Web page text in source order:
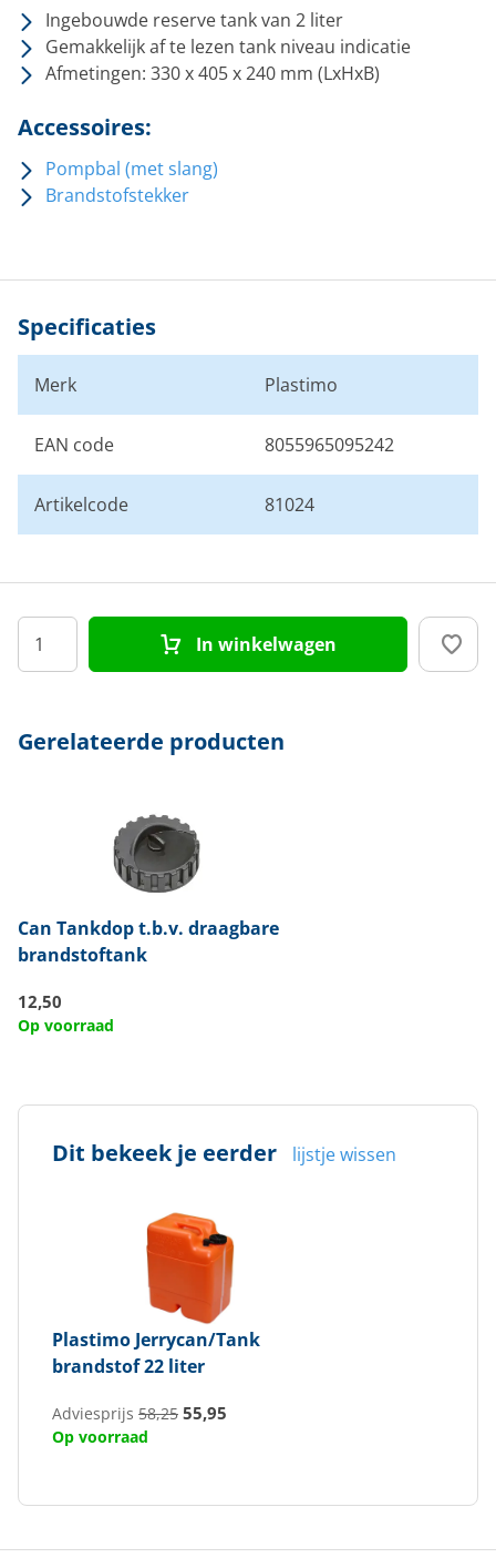
Ingebouwde reserve tank van 2 liter
Gemakkelijk af te lezen tank niveau indicatie
Afmetingen: 330 x 405 x 240 mm (LxHxB)
Accessoires:
Pompbal (met slang)
Brandstofstekker
Specificaties
Merk Plastimo
EAN code 8055965095242
Artikelcode 81024
In winkelwagen
Gerelateerde producten
Can Tankdop t.b.v. draagbare
brandstoftank
12,50
Op voorraad
Dit bekeek je eerder lijstje wissen
Plastimo Jerrycan/Tank
brandstof 22 liter
Adviesprijs 58,25 55,95
Op voorraad